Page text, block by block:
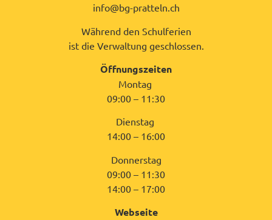
info@bg-pratteln.ch
Während den Schulferien
ist die Verwaltung geschlossen.
Öffnungszeiten
Montag
09:00 – 11:30
Dienstag
14:00 – 16:00
Donnerstag
09:00 – 11:30
14:00 – 17:00
Webseite